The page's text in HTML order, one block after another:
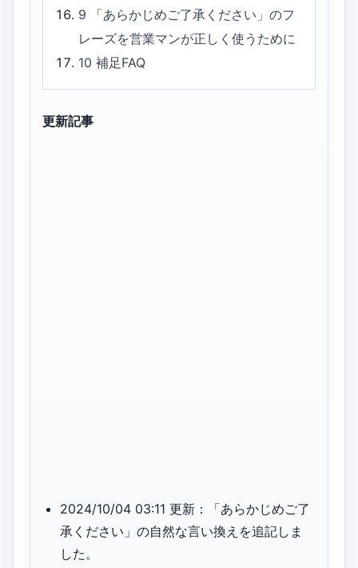
9
「あらかじめご了承ください」のフ
レーズを営業マンが正しく使うために
10補足FAQ
更新記事
2024/10/04 03:11 更新：「あらかじめご了
承ください」の自然な言い換えを追記しま
した。